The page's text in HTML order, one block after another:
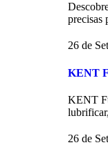
precisas
26 de
KENT
KENT
26 de